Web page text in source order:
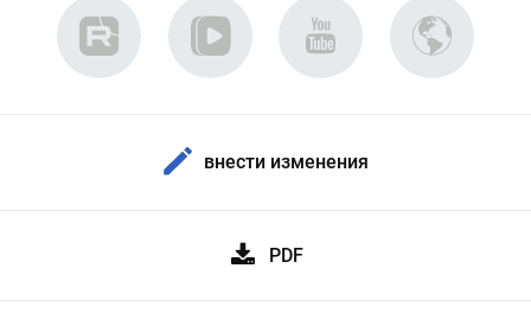
внести изменения
PDF